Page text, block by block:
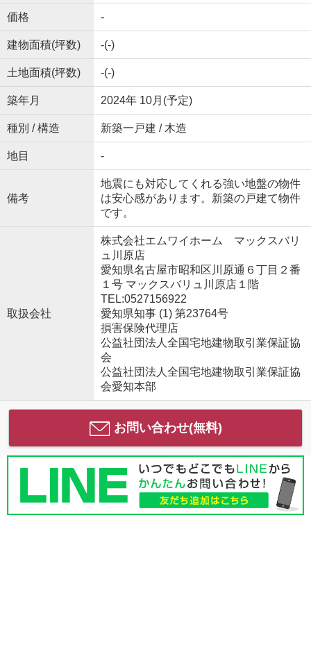
価格 -
建物面積(坪数) -(-)
土地面積(坪数) -(-)
築年月 2024年 10月(予定)
種別 / 構造 新築一戸建 / 木造
地目 -
備考
地震にも対応してくれる強い地盤の物件
は安心感があります。新築の戸建て物件
です。
取扱会社
株式会社エムワイホーム マックスバリ
ュ川原店
愛知県名古屋市昭和区川原通６丁目２番
１号 マックスバリュ川原店１階
TEL:0527156922
愛知県知事 (1) 第23764号
損害保険代理店
公益社団法人全国宅地建物取引業保証協
会
公益社団法人全国宅地建物取引業保証協
会愛知本部
お問い合わせ(無料)